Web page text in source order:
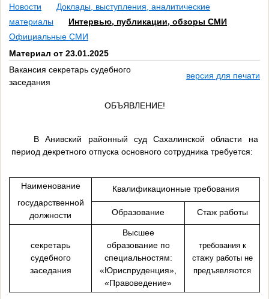
Новости
Доклады, выступления, аналитические
материалы
Интервью, публикации, обзоры СМИ
Официальные СМИ
Материал от 23.01.2025
Вакансия секретарь судебного
заседания
версия для печати
ОБЪЯВЛЕНИЕ!
В Анивский районный суд Сахалинской области на
период декретного отпуска основного сотрудника требуется:
Наименование
государственной
должности
Квалификационные требования
Образование Стаж работы
секретарь
судебного
заседания
Высшее
образование по
специальностям:
«Юриспруденция»,
«Правоведение»
требования к
стажу работы не
предъявляются